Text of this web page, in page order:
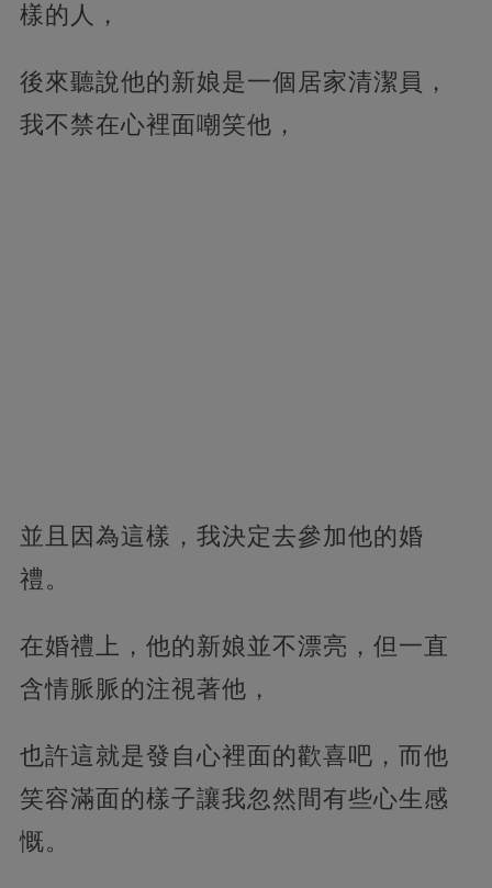
樣的人，
後來聽說他的新娘是一個居家清潔員，
我不禁在心裡面嘲笑他，
並且因為這樣，我決定去參加他的婚
禮。
在婚禮上，他的新娘並不漂亮，但一直
含情脈脈的注視著他，
也許這就是發自心裡面的歡喜吧，而他
笑容滿面的樣子讓我忽然間有些心生感
慨。